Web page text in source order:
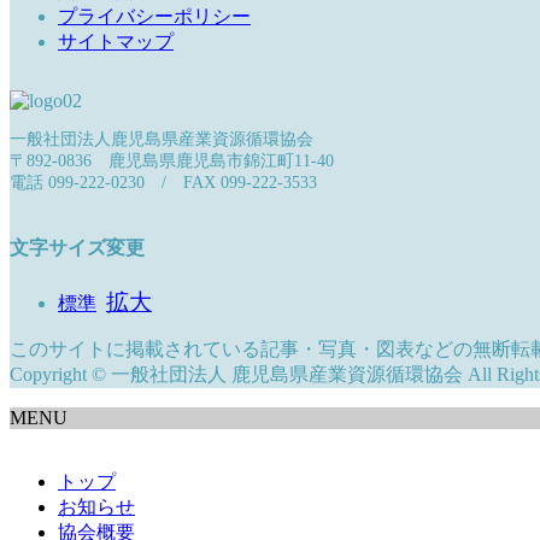
プライバシーポリシー
サイトマップ
一般社団法人鹿児島県産業資源循環協会
〒892-0836 鹿児島県鹿児島市錦江町11-40
電話 099-222-0230 / FAX 099-222-3533
文字サイズ変更
標準 拡大
このサイトに掲載されている記事・写真・図表などの無断転
Copyright © 一般社団法人 鹿児島県産業資源循環協会 All
MENU
トップ
お知らせ
協会概要